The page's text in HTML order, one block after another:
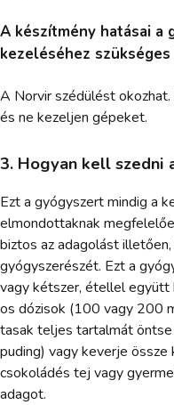
A készítmény hatásai a
kezeléséhez
A Norvir szédülést
és ne kezeljen gépeket.
3. Hogyan kell szedni
Ezt a gyógyszert mindig a
elmondottaknak
biztos az adagolást
gyógyszerészét. Ezt a
vagy kétszer, étellel
os dózisok (100 vagy 200
tasak teljes tartalmát
puding) vagy keverje össze
csokoládés tej vagy
adagot.